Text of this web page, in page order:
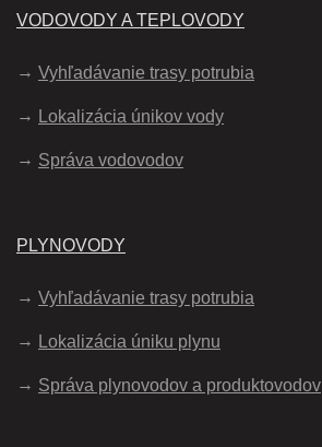
VODOVODY A TEPLOVODY
Vyhľadávanie trasy potrubia
Lokalizácia únikov vody
Správa vodovodov
PLYNOVODY
Vyhľadávanie trasy potrubia
Lokalizácia úniku plynu
Správa plynovodov a produktovodov